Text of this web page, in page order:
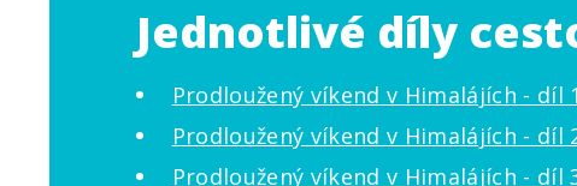
Jednotlivé díly
Prodloužený víkend v Himalájích - díl
Prodloužený víkend v Himalájích - díl
Prodloužený víkend v Himalájích - díl